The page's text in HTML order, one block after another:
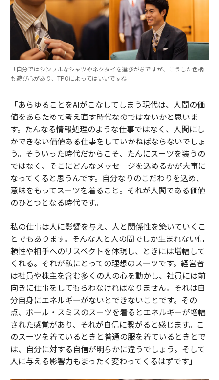
「自分ではシンプルなシャツやネクタイを選びがちですが、こうした色柄
も遊び心があり、TPOによってはいいですね」
「あらゆることをAIがこなしてしまう現代は、人間の価
値をあらためて考え直す時代なのではないかと思いま
す。たんなる情報処理のような仕事ではなく、人間にし
かできない価値ある仕事をしていかねばならないでしょ
う。そういった時代だからこそ、たんにスーツを装うの
ではなく、そこにどんなメッセージを込めるかが大事に
なってくると思うんです。自分なりのこだわりを込め、
意味をもってスーツを着ること。それが人間である価値
のひとつとなる時代です。
私の仕事は人に影響を与え、人と関係性を築いていくこ
とでもあります。そんな人と人の間でしか生まれない信
頼性や相手へのリスペクトを体現し、ときには増幅して
くれる。それが私にとっての理想のスーツです。経営者
は社員や株主を含む多くの人の心を動かし、社員には前
向きに仕事をしてもらわなければなりません。それは自
分自身にエネルギーがないとできないことです。その
点、ポール・スミスのスーツを着るとエネルギーが増幅
された感覚があり、それが自信に繋がると感じます。こ
のスーツを着ているときと普通の服を着ているときとで
は、自分に対する自信が明らかに違うでしょう。そして
人に与える影響力もまったく変わってくるはずです」